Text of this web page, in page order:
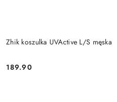
Zhik koszulka UVActive L/S męska
Cena:
189.90